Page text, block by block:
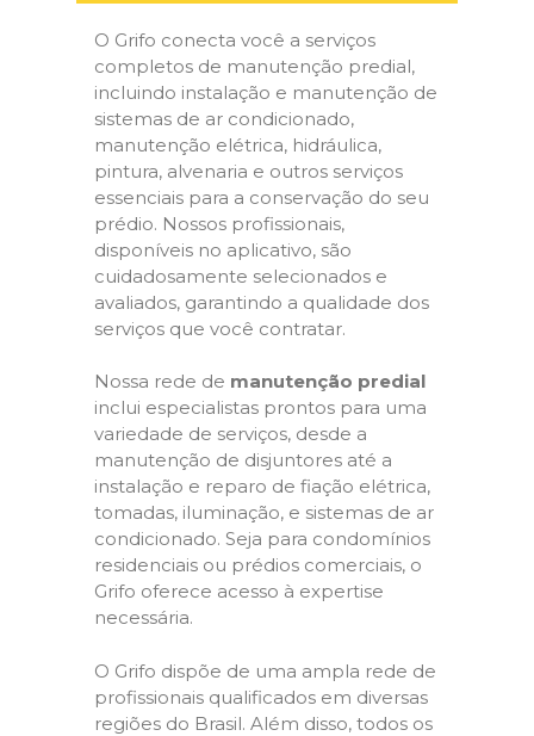
O Grifo conecta você a serviços
completos de manutenção predial,
incluindo instalação e manutenção de
sistemas de ar condicionado,
manutenção elétrica, hidráulica,
pintura, alvenaria e outros serviços
essenciais para a conservação do seu
prédio. Nossos profissionais,
disponíveis no aplicativo, são
cuidadosamente selecionados e
avaliados, garantindo a qualidade dos
serviços que você contratar.
Nossa rede de manutenção predial
inclui especialistas prontos para uma
variedade de serviços, desde a
manutenção de disjuntores até a
instalação e reparo de fiação elétrica,
tomadas, iluminação, e sistemas de ar
condicionado. Seja para condomínios
residenciais ou prédios comerciais, o
Grifo oferece acesso à expertise
necessária.
O Grifo dispõe de uma ampla rede de
profissionais qualificados em diversas
regiões do Brasil. Além disso, todos os